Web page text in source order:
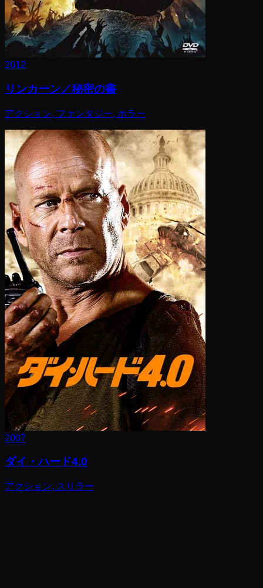
2012
リンカーン／秘密の書
アクション, ファンタジー, ホラー
2007
ダイ・ハード4.0
アクション, スリラー